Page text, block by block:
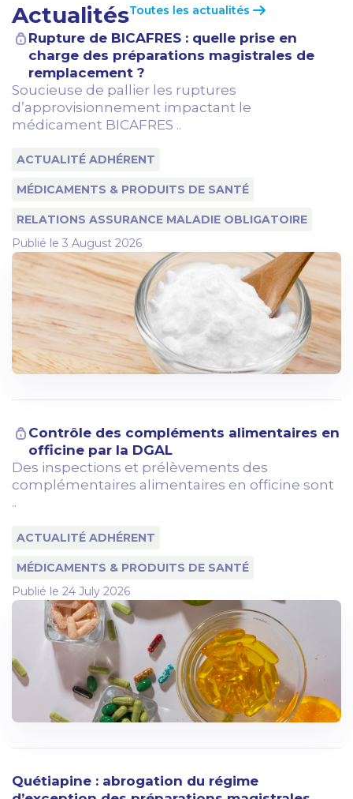
ActualitésToutes les actualités
Rupture de BICAFRES : quelle prise en
charge des préparations magistrales de
remplacement ?
Soucieuse de pallier les ruptures
d’approvisionnement impactant le
médicament BICAFRES ..
ACTUALITÉ ADHÉRENT
MÉDICAMENTS & PRODUITS DE SANTÉ
RELATIONS ASSURANCE MALADIE OBLIGATOIRE
Publié le 3 August 2026
Contrôle des compléments alimentaires en
officine par la DGAL
Des inspections et prélèvements des
complémentaires alimentaires en officine sont
..
ACTUALITÉ ADHÉRENT
MÉDICAMENTS & PRODUITS DE SANTÉ
Publié le 24 July 2026
Quétiapine : abrogation du régime